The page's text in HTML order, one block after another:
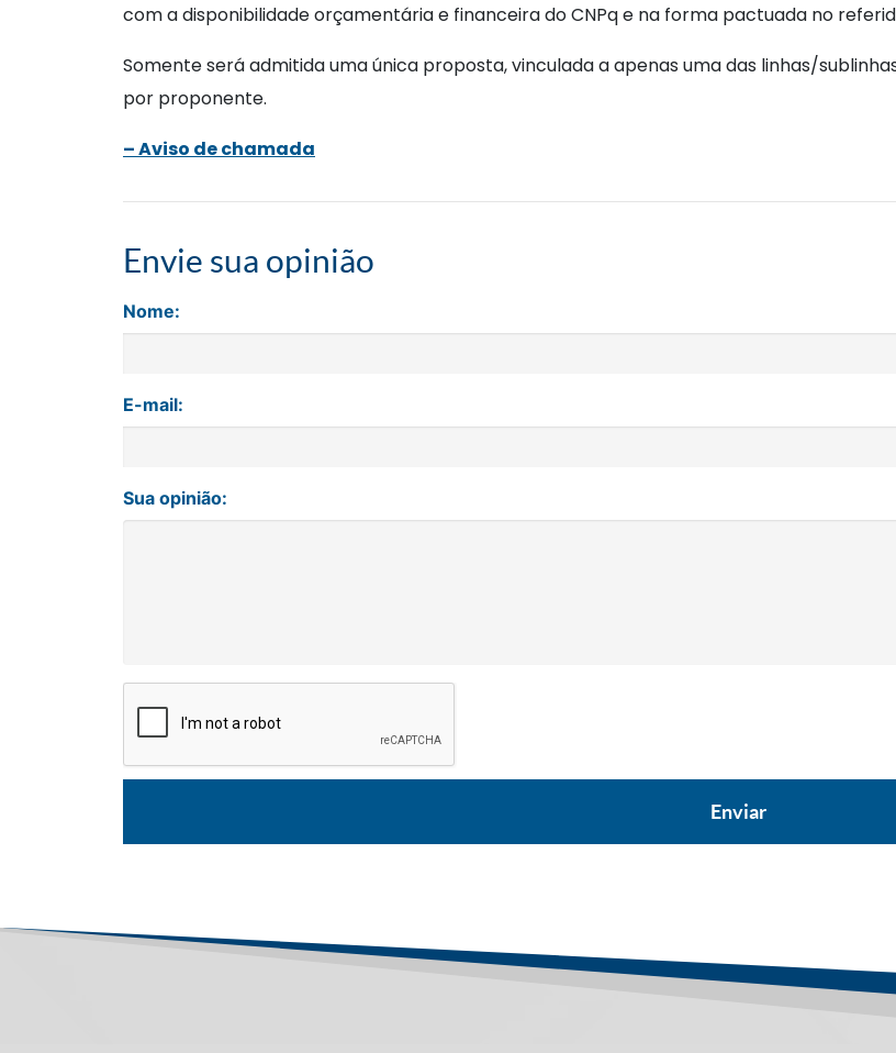
com a disponibilidade orçamentária e financeira do CNPq e na forma pactuada no
Somente será admitida uma única proposta, vinculada a apenas uma das linhas/
por proponente.
– Aviso de chamada
Envie sua opinião
Nome:
E-mail:
Sua opinião: